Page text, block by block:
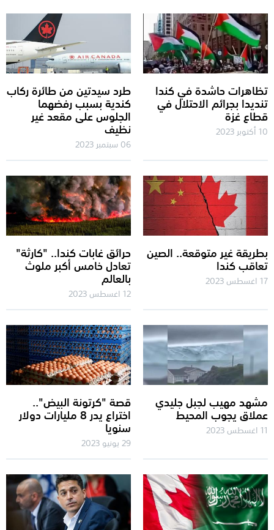
تظاهرات حاشدة في كندا
تنديدا بجرائم الاحتلال في
قطاع غزة
10 أكتوبر 2023
طرد سيدتين من طائرة ركاب
كندية بسبب رفضهما
الجلوس على مقعد غير
نظيف
06 سبتمبر 2023
بطريقة غير متوقعة.. الصين
تعاقب كندا
17 اغسطس 2023
حرائق غابات كندا.. "كارثة"
تعادل خامس أكبر ملوث
بالعالم
12 اغسطس 2023
مشهد مهيب لجبل جليدي
عملاق يجوب المحيط
11 اغسطس 2023
قصة "كرتونة البيض"..
اختراع يدر 8 مليارات دولار
سنويا
29 يونيو 2023